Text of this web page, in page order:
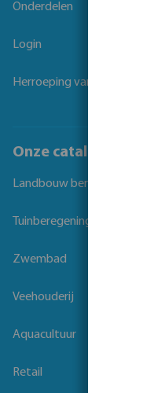
Onderdelen
Login
Herroeping van overeenkomst
Onze catalogi
Landbouw beregening
Tuinberegening
Zwembad
Veehouderij
Aquacultuur
Retail